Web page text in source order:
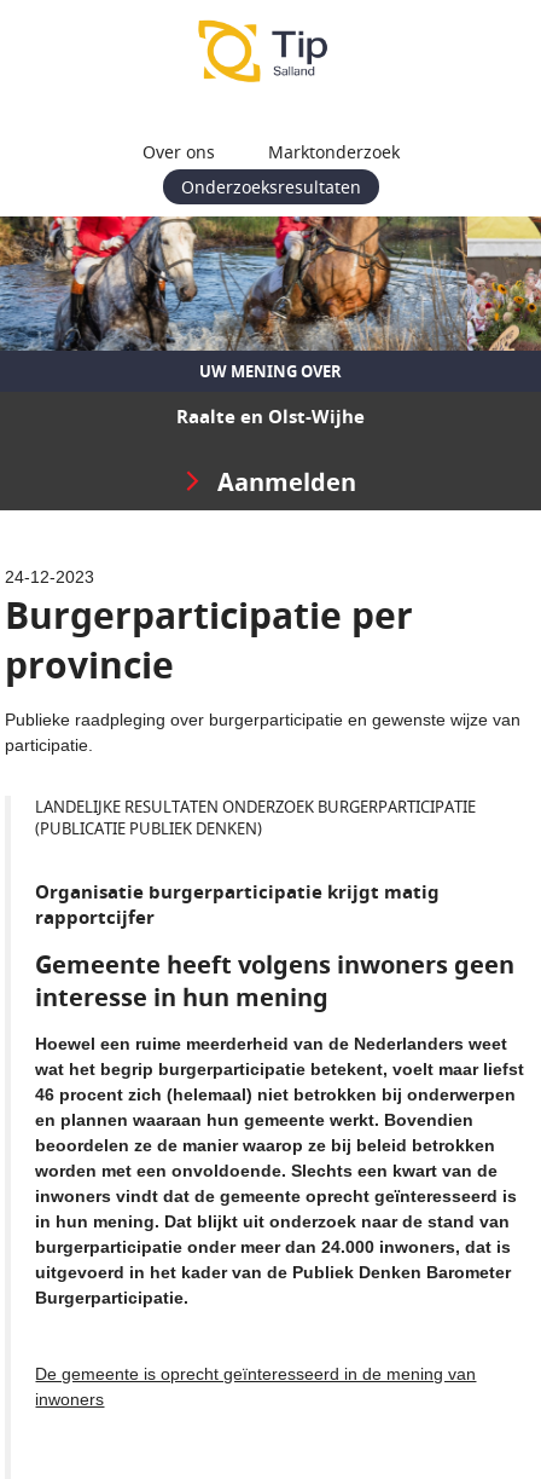
Over ons
Marktonderzoek
Onderzoeksresultaten
UW MENING OVER
Raalte en Olst-Wijhe
Aanmelden
24-12-2023
Burgerparticipatie per
provincie
Publieke raadpleging over burgerparticipatie en gewenste wijze van
participatie.
LANDELIJKE RESULTATEN ONDERZOEK BURGERPARTICIPATIE
(PUBLICATIE PUBLIEK DENKEN)
Organisatie burgerparticipatie krijgt matig
rapportcijfer
Gemeente heeft volgens inwoners geen
interesse in hun mening
Hoewel een ruime meerderheid van de Nederlanders weet
wat het begrip burgerparticipatie betekent, voelt maar liefst
46 procent zich (helemaal) niet betrokken bij onderwerpen
en plannen waaraan hun gemeente werkt. Bovendien
beoordelen ze de manier waarop ze bij beleid betrokken
worden met een onvoldoende. Slechts een kwart van de
inwoners vindt dat de gemeente oprecht geïnteresseerd is
in hun mening. Dat blijkt uit onderzoek naar de stand van
burgerparticipatie onder meer dan 24.000 inwoners, dat is
uitgevoerd in het kader van de Publiek Denken Barometer
Burgerparticipatie.
De gemeente is oprecht geïnteresseerd in de mening van
inwoners